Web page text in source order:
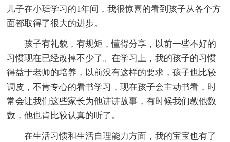
儿子在小班学习的1年间，我很惊喜的看到孩子从各个方
面都取得了很大的进步。
孩子有礼貌，有规矩，懂得分享，以前一些不好的
习惯现在已经改掉不少了。在学习上，我的孩子的习惯
得益于老师的培养，以前没有这样的要求，孩子也比较
调皮，不肯专心的看书学习，现在孩子会主动书看，时
常会让我们这些家长为他讲讲故事，有时候我们教他数
数，他也肯比较认真的听了。
在生活习惯和生活自理能力方面，我的宝宝也有了